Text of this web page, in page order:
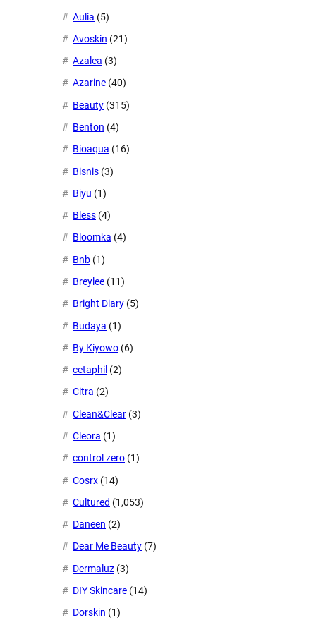
Aulia (5)
Avoskin (21)
Azalea (3)
Azarine (40)
Beauty (315)
Benton (4)
Bioaqua (16)
Bisnis (3)
Biyu (1)
Bless (4)
Bloomka (4)
Bnb (1)
Breylee (11)
Bright Diary (5)
Budaya (1)
By Kiyowo (6)
cetaphil (2)
Citra (2)
Clean&Clear (3)
Cleora (1)
control zero (1)
Cosrx (14)
Cultured (1,053)
Daneen (2)
Dear Me Beauty (7)
Dermaluz (3)
DIY Skincare (14)
Dorskin (1)